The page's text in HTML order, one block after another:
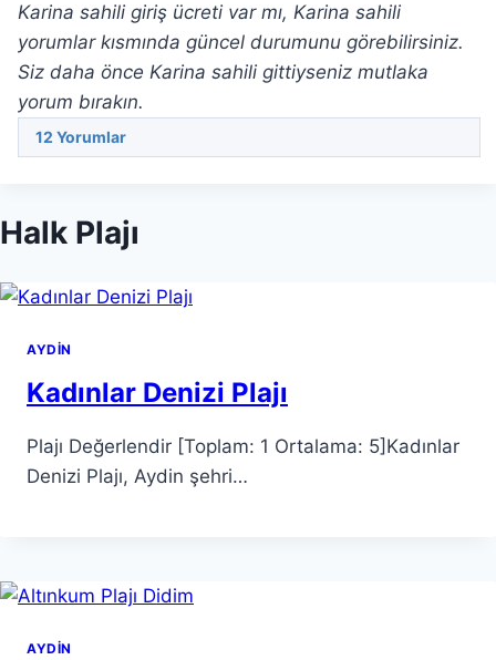
Karina sahili giriş ücreti var mı, Karina sahili
yorumlar kısmında güncel durumunu görebilirsiniz.
Siz daha önce Karina sahili gittiyseniz mutlaka
yorum bırakın.
12 Yorumlar
Halk Plajı
AYDIN
Kadınlar Denizi Plajı
Plajı Değerlendir [Toplam: 1 Ortalama: 5]Kadınlar
Denizi Plajı, Aydin şehri…
AYDIN